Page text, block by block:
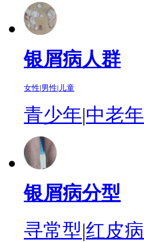
银屑病人群
女性|男性| 儿童
青少年|中老年
银屑病分型
寻常型|红皮